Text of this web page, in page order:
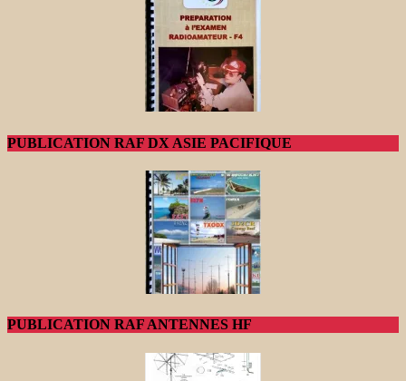
PUBLICATION RAF DX ASIE PACIFIQUE
PUBLICATION RAF ANTENNES HF